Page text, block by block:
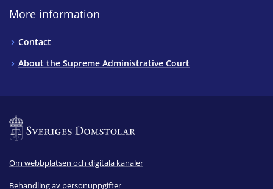
More information
Contact
About the Supreme Administrative Court
Om webbplatsen och digitala kanaler
Behandling av personuppgifter